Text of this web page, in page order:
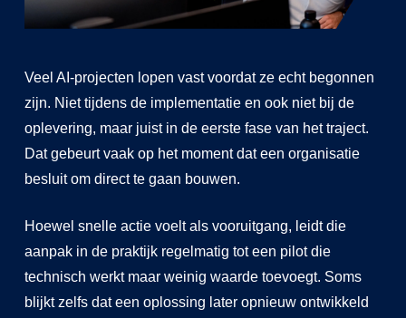
Veel AI-projecten lopen vast voordat ze echt begonnen
zijn. Niet tijdens de implementatie en ook niet bij de
oplevering, maar juist in de eerste fase van het traject.
Dat gebeurt vaak op het moment dat een organisatie
besluit om direct te gaan bouwen.
Hoewel snelle actie voelt als vooruitgang, leidt die
aanpak in de praktijk regelmatig tot een pilot die
technisch werkt maar weinig waarde toevoegt. Soms
blijkt zelfs dat een oplossing later opnieuw ontwikkeld